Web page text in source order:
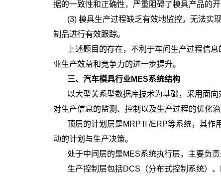
据的一致性和正确性，严重阻碍了模具产品的开
(3) 模具生产过程缺乏有效地监控，无法实
制品进行有效跟踪。
上述题目的存在，不利于车间生产过程信
业生产效益和竞争力的进一步提升。
三、汽车模具行业MES系统结构
以大型关系型数据库技术为基础，采用面
对生产信息的监测、控制以及生产过程的优化治
顶层的计划层是MRPⅡ/ERP等系统，其作
动的计划与生产决策。
处于中间层的是MES系统执行层，主要负责
生产控制层包括DCS（分布式控制系统）